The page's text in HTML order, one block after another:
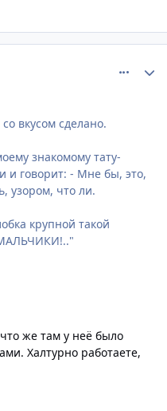
вкусом сделано.
знакомому тату-
и говорит: - Мне бы, это,
узором, что ли.
крупной такой
же там у неё было
Халтурно работаете,